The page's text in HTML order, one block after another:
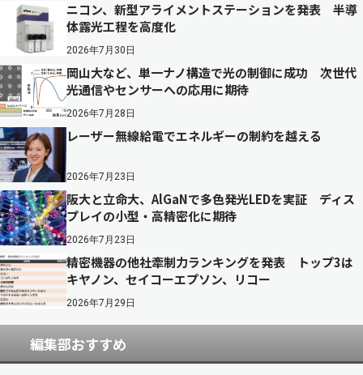
ニコン、新型アライメントステーションを発表 半導
体露光工程を高度化
2026年7月30日
岡山大など、単一ナノ構造で光の制御に成功 次世代
光通信やセンサーへの応用に期待
2026年7月28日
レーザー無線給電でエネルギーの制約を越える
2026年7月23日
阪大と立命大、AlGaNで多色発光LEDを実証 ディス
プレイの小型・高精密化に期待
2026年7月23日
精密機器の他社牽制力ランキングを発表 トップ3は
キヤノン、セイコーエプソン、リコー
2026年7月29日
編集部おすすめ